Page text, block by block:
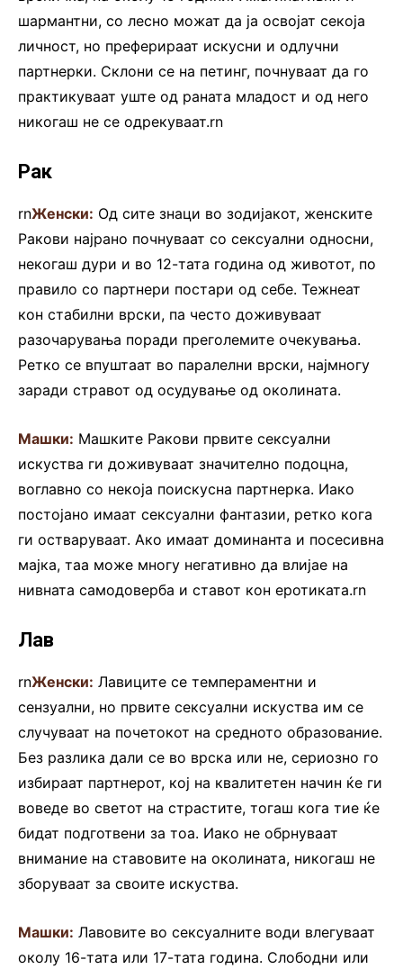
шармантни, со лесно можат да ја освојат секоја
личност, но преферираат искусни и одлучни
партнерки. Склони се на петинг, почнуваат да го
практикуваат уште од раната младост и од него
никогаш не се одрекуваат.rn
Рак
rnЖенски: Од сите знаци во зодијакот, женските
Ракови најрано почнуваат со сексуални односни,
некогаш дури и во 12-тата година од животот, по
правило со партнери постари од себе. Тежнеат
кон стабилни врски, па често доживуваат
разочарувања поради преголемите очекувања.
Ретко се впуштаат во паралелни врски, најмногу
заради стравот од осудување од околината.
Машки: Машките Ракови првите сексуални
искуства ги доживуваат значително подоцна,
воглавно со некоја поискусна партнерка. Иако
постојано имаат сексуални фантазии, ретко кога
ги остваруваат. Ако имаат доминанта и посесивна
мајка, таа може многу негативно да влијае на
нивната самодоверба и ставот кон еротиката.rn
Лав
rnЖенски: Лавиците се темпераментни и
сензуални, но првите сексуални искуства им се
случуваат на почетокот на средното образование.
Без разлика дали се во врска или не, сериозно го
избираат партнерот, кој на квалитетен начин ќе ги
воведе во светот на страстите, тогаш кога тие ќе
бидат подготвени за тоа. Иако не обрнуваат
внимание на ставовите на околината, никогаш не
зборуваат за своите искуства.
Машки: Лавовите во сексуалните води влегуваат
околу 16-тата или 17-тата година. Слободни или